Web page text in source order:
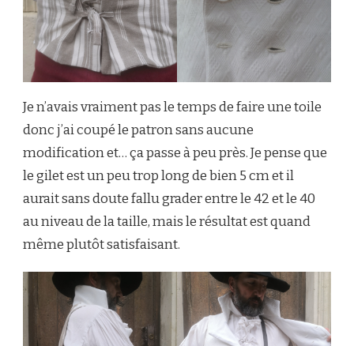
Je n’avais vraiment pas le temps de faire une toile
donc j’ai coupé le patron sans aucune
modification et… ça passe à peu près. Je pense que
le gilet est un peu trop long de bien 5 cm et il
aurait sans doute fallu grader entre le 42 et le 40
au niveau de la taille, mais le résultat est quand
même plutôt satisfaisant.